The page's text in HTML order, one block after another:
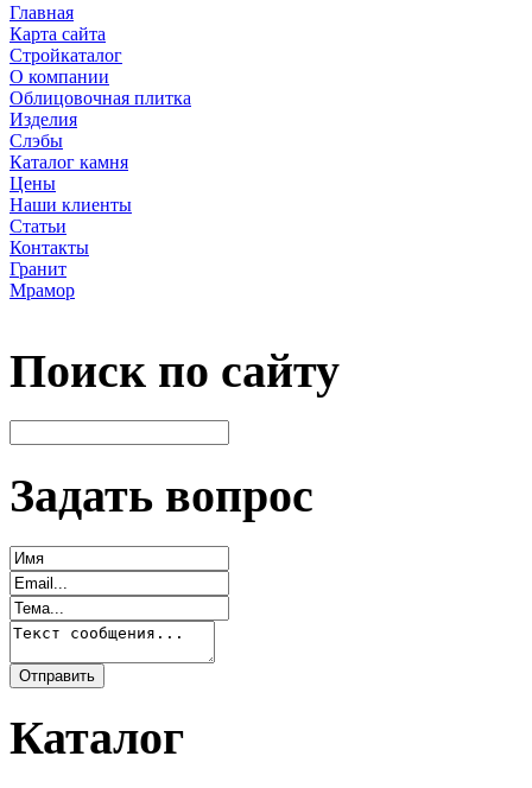
Главная
Карта сайта
Стройкаталог
О компании
Облицовочная плитка
Изделия
Слэбы
Каталог камня
Цены
Наши клиенты
Статьи
Контакты
Гранит
Мрамор
Поиск по сайту
Задать вопрос
Каталог